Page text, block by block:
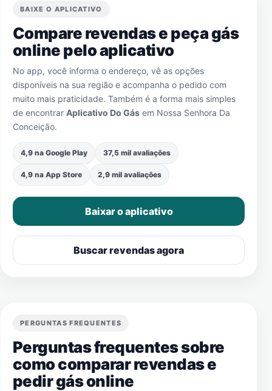
BAIXE O APLICATIVO
Compare revendas e peça gás
online pelo aplicativo
No app, você informa o endereço, vê as opções
disponíveis na sua região e acompanha o pedido com
muito mais praticidade. Também é a forma mais simples
de encontrar Aplicativo Do Gás em Nossa Senhora Da
Conceição.
4,9 na Google Play 37,5 mil avaliações
4,9 na App Store 2,9 mil avaliações
Baixar o aplicativo
Buscar revendas agora
PERGUNTAS FREQUENTES
Perguntas frequentes sobre
como comparar revendas e
pedir gás online